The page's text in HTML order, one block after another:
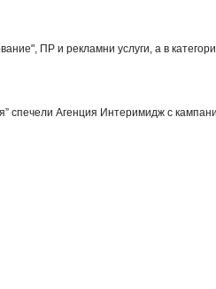
", ПР и рекламни услуги, а в
спечели Агенция Интеримидж с